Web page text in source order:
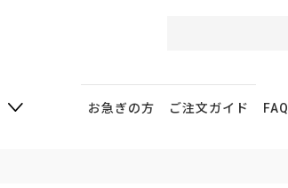
ご注文ガイド
お急ぎの方 FAQ